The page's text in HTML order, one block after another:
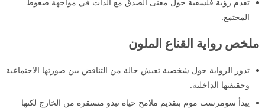
المجتمع.
ملخص رواية القناع الملون
تدور الرواية حول شخصية تعيش حالة من التناقض بين صورتها الاجتماعية
وحقيقتها الداخلية.
يبدأ سومرست موم بتقديم ملامح حياة تبدو مستقرة من الخارج لكنها